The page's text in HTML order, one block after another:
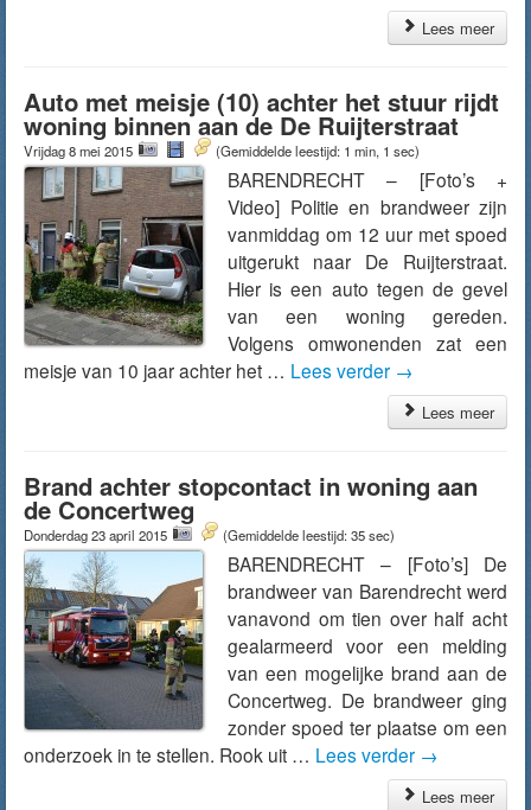
Lees meer
Auto met meisje (10) achter het stuur rijdt
woning binnen aan de De Ruijterstraat
Vrijdag 8 mei 2015 (Gemiddelde leestijd: 1 min, 1 sec)
BARENDRECHT – [Foto’s +
Video] Politie en brandweer zijn
vanmiddag om 12 uur met spoed
uitgerukt naar De Ruijterstraat.
Hier is een auto tegen de gevel
van een woning gereden.
Volgens omwonenden zat een
meisje van 10 jaar achter het … Lees verder →
Lees meer
Brand achter stopcontact in woning aan
de Concertweg
Donderdag 23 april 2015 (Gemiddelde leestijd: 35 sec)
BARENDRECHT – [Foto’s] De
brandweer van Barendrecht werd
vanavond om tien over half acht
gealarmeerd voor een melding
van een mogelijke brand aan de
Concertweg. De brandweer ging
zonder spoed ter plaatse om een
onderzoek in te stellen. Rook uit … Lees verder →
Lees meer